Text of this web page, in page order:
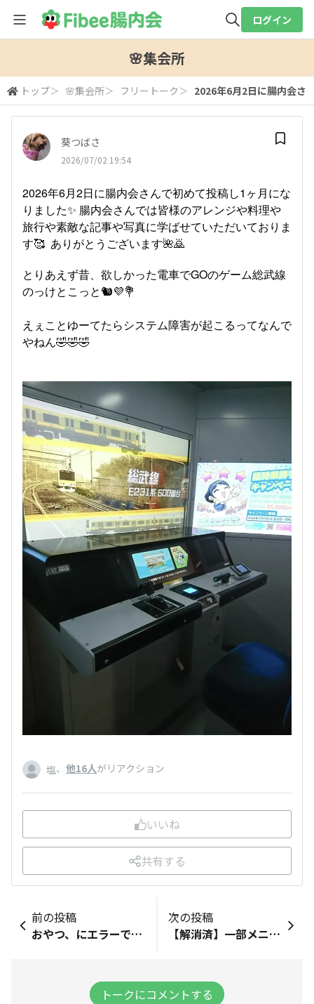
検索
ログイン
🌸集会所
トップ＞ 🌸集会所＞ フリートーク ＞ 2026年6月2日に腸内会さ
葵つばさ
2026/07/02 19:54
2026年6月2日に腸内会さんで初めて投稿し1ヶ月にな
りました✨ 腸内会さんでは皆様のアレンジや料理や
旅行や素敵な記事や写真に学ばせていただいておりま
す🥰 ありがとうございます🌺🙇
とりあえず昔、欲しかった電車でGOのゲーム総武線
のっけとこっと🐿️💜💐
えぇことゆーてたらシステム障害が起こるってなんで
やねん🤣🤣🤣
塩、 他16人がリアクション
いいね
共有する
前の投稿
おやつ、にエラーで投稿できないのです💦なぜ？
次の投稿
【解消済】一部メニューの投稿表示および画像設定に関する障害のご報告▼下記障害につきまして、現在は解消済です。ご迷惑をおかけして申し訳ございません🙇‍♀️現在、一部メニューにおいて、画像を含む投稿を表示できない、および、投稿に画像をアップロードできない事象が発生しております。
トークにコメントする